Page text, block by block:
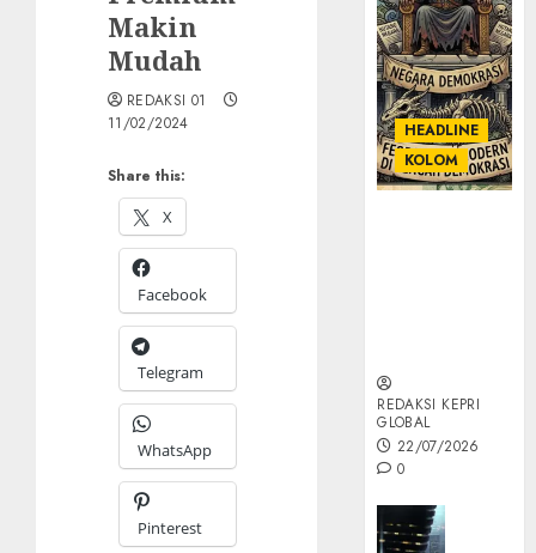
Makin
Mudah
Share this:
X
Facebook
Telegram
WhatsApp
Pinterest
REDAKSI 01
11/02/2024
HEADLINE
KOLOM
REDAKSI KEPRI
GLOBAL
22/07/2026
0